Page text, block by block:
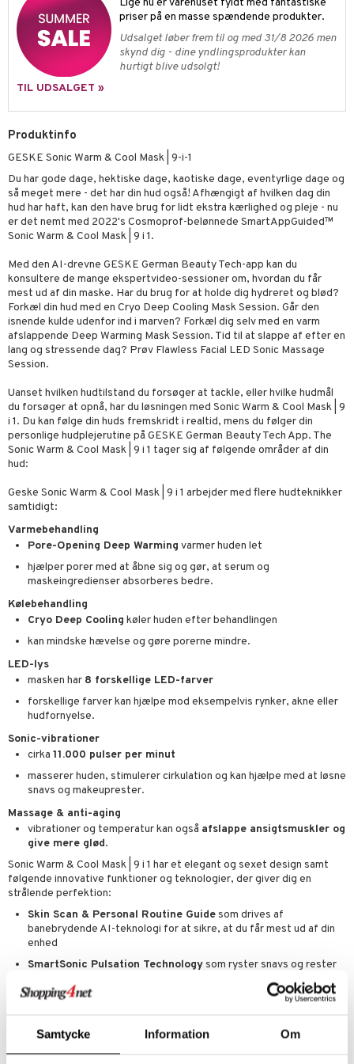
Samtycke Information Om
Lige nu er varehuset fyldt med fantastiske
priser på en masse spændende produkter.
Udsalget løber frem til og med 31/8 2026 men
skynd dig - dine yndlingsprodukter kan
hurtigt blive udsolgt!
TIL UDSALGET »
Produktinfo
GESKE Sonic Warm & Cool Mask | 9-i-1
Du har gode dage, hektiske dage, kaotiske dage, eventyrlige dage og
så meget mere - det har din hud også! Afhængigt af hvilken dag din
hud har haft, kan den have brug for lidt ekstra kærlighed og pleje - nu
er det nemt med 2022's Cosmoprof-belønnede SmartAppGuided™
Sonic Warm & Cool Mask | 9 i 1.
Med den AI-drevne GESKE German Beauty Tech-app kan du
konsultere de mange ekspertvideo-sessioner om, hvordan du får
mest ud af din maske. Har du brug for at holde dig hydreret og blød?
Forkæl din hud med en Cryo Deep Cooling Mask Session. Går den
isnende kulde udenfor ind i marven? Forkæl dig selv med en varm
afslappende Deep Warming Mask Session. Tid til at slappe af efter en
lang og stressende dag? Prøv Flawless Facial LED Sonic Massage
Session.
Uanset hvilken hudtilstand du forsøger at tackle, eller hvilke hudmål
du forsøger at opnå, har du løsningen med Sonic Warm & Cool Mask | 9
i 1. Du kan følge din huds fremskridt i realtid, mens du følger din
personlige hudplejerutine på GESKE German Beauty Tech App. The
Sonic Warm & Cool Mask | 9 i 1 tager sig af følgende områder af din
hud:
Geske Sonic Warm & Cool Mask | 9 i 1 arbejder med flere hudteknikker
samtidigt:
Varmebehandling
Pore-Opening Deep Warming varmer huden let
hjælper porer med at åbne sig og gør, at serum og
maskeingredienser absorberes bedre.
Kølebehandling
Cryo Deep Cooling køler huden efter behandlingen
kan mindske hævelse og gøre porerne mindre.
LED-lys
masken har 8 forskellige LED-farver
forskellige farver kan hjælpe mod eksempelvis rynker, akne eller
hudfornyelse.
Sonic-vibrationer
cirka 11.000 pulser per minut
masserer huden, stimulerer cirkulation og kan hjælpe med at løsne
snavs og makeuprester.
Massage & anti-aging
vibrationer og temperatur kan også afslappe ansigtsmuskler og
give mere glød.
Sonic Warm & Cool Mask | 9 i 1 har et elegant og sexet design samt
følgende innovative funktioner og teknologier, der giver dig en
strålende perfektion:
Skin Scan & Personal Routine Guidesom drives af
banebrydende AI-teknologi for at sikre, at du får mest ud af din
enhed
SmartSonic Pulsation Technologysom ryster snavs og rester
Cryo Deep Cooling Revitalizing Technology
som mindsker
Youthful Glow Massage Technology
– et mirakel i 3 niveauer,
der løfter, strammer og toner
og kropspleje
og læbepleje
Elixir
Happy
Happy For Men
til mænd
og rens
og beskyttelse